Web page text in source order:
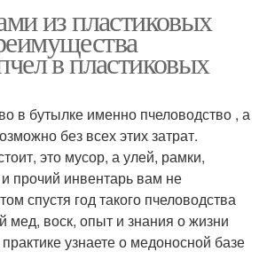
из пластиковых
в пластиковых
в бутылке именно пчеловодство , а
без всех этих затрат.
это мусор, а улей, рамки,
прочий инвентарь вам не
спустя год такого пчеловодства
мед, воск, опыт и знания о жизни
узнаете о медоносной базе